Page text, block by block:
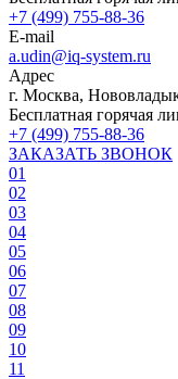
+7 (499) 755-88-36
E-mail
a.udin@iq-system.ru
Адрес
г. Москва,
Бесплатная горячая
+7 (499) 755-88-36
ЗАКАЗАТЬ ЗВОНОК
01
02
03
04
05
06
07
08
09
10
11